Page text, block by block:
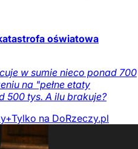
oświatowa
w sumie nieco ponad 700
na "pełne etaty
500 tys. A ilu brakuje?
Tylko na DoRzeczy.pl